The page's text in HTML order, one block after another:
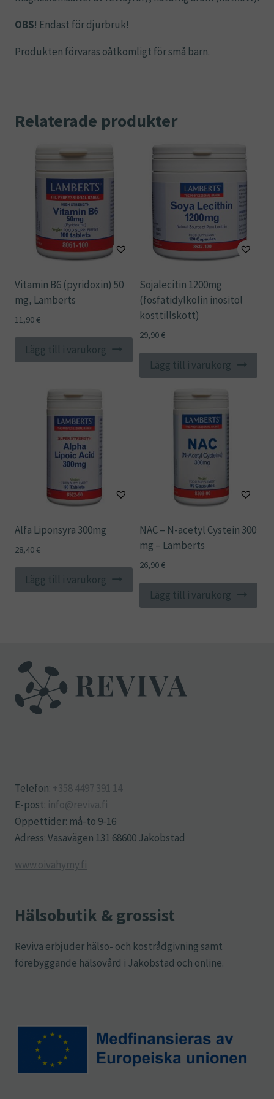
OBS! Endast för djurbruk!
Produkten förvaras oåtkomligt för små barn.
Relaterade produkter
Vitamin B6 (pyridoxin) 50
mg, Lamberts
11,90€
Lägg till i varukorg
Sojalecitin 1200mg
(fosfatidylkolin inositol
kosttillskott)
29,90€
Lägg till i varukorg
Alfa Liponsyra 300mg
28,40€
Lägg till i varukorg
NAC – N-acetyl Cystein 300
mg – Lamberts
26,90€
Lägg till i varukorg
Telefon: +358 4497 391 14
E-post: info@reviva.fi
Öppettider: må-to 9-16
Adress: Vasavägen 131 68600 Jakobstad
www.oivahymy.fi
Hälsobutik & grossist
Reviva erbjuder hälso- och kostrådgivning samt
förebyggande hälsovård i Jakobstad och online.